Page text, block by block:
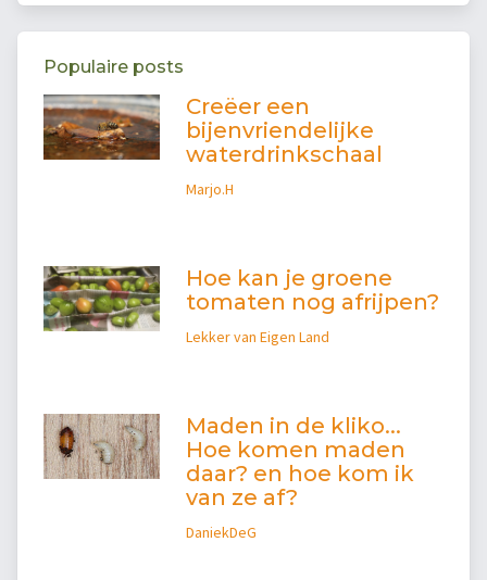
Populaire posts
Creëer een
bijenvriendelijke
waterdrinkschaal
Marjo.H
Hoe kan je groene
tomaten nog afrijpen?
Lekker van Eigen Land
Maden in de kliko...
Hoe komen maden
daar? en hoe kom ik
van ze af?
DaniekDeG